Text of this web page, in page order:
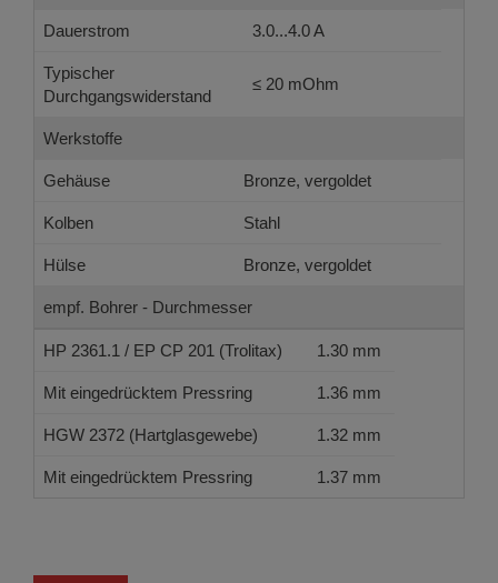
Dauerstrom 3.0...4.0 A
Typischer
Durchgangswiderstand
≤ 20 mOhm
Werkstoffe
Gehäuse Bronze, vergoldet
Kolben Stahl
Hülse Bronze, vergoldet
empf. Bohrer - Durchmesser
HP 2361.1 / EP CP 201 (Trolitax) 1.30 mm
Mit eingedrücktem Pressring 1.36 mm
HGW 2372 (Hartglasgewebe) 1.32 mm
Mit eingedrücktem Pressring 1.37 mm